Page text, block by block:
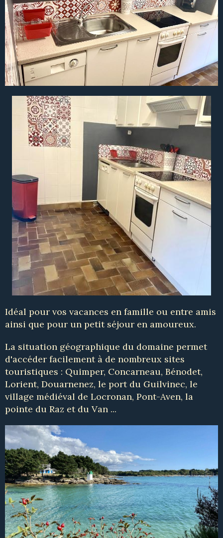
Idéal pour vos vacances en famille ou entre amis
ainsi que pour un petit séjour en amoureux.
La situation géographique du domaine permet
d'accéder facilement à de nombreux sites
touristiques : Quimper, Concarneau, Bénodet,
Lorient, Douarnenez, le port du Guilvinec, le
village médiéval de Locronan, Pont-Aven, la
pointe du Raz et du Van ...